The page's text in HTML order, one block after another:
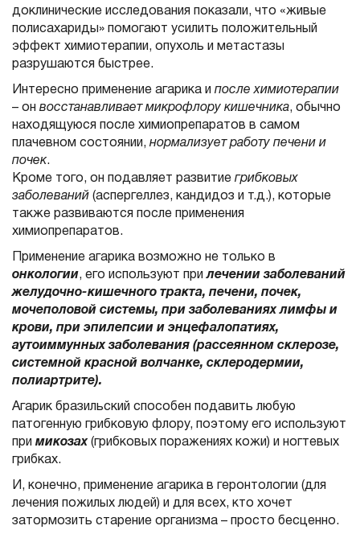
доклинические исследования показали, что «живые
полисахариды» помогают усилить положительный
эффект химиотерапии, опухоль и метастазы
разрушаются быстрее.
Интересно применение агарика и после химиотерапии
– он восстанавливает микрофлору кишечника, обычно
находящуюся после химиопрепаратов в самом
плачевном состоянии, нормализует работу печени и
почек.
Кроме того, он подавляет развитие грибковых
заболеваний (аспергеллез, кандидоз и т.д.), которые
также развиваются после применения
химиопрепаратов.
Применение агарика возможно не только в
онкологии, его используют прилечении заболеваний
желудочно-кишечного тракта, печени, почек,
мочеполовой системы, при заболеваниях лимфы и
крови, при эпилепсии и энцефалопатиях,
аутоиммунных заболевания (рассеянном склерозе,
системной красной волчанке, склеродермии,
полиартрите).
Агарик бразильский способен подавить любую
патогенную грибковую флору, поэтому его используют
при микозах(грибковых поражениях кожи) и ногтевых
грибках.
И, конечно, применение агарика в геронтологии (для
лечения пожилых людей) и для всех, кто хочет
затормозить старение организма – просто бесценно.